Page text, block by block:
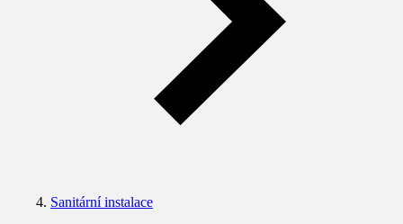
Sanitární instalace